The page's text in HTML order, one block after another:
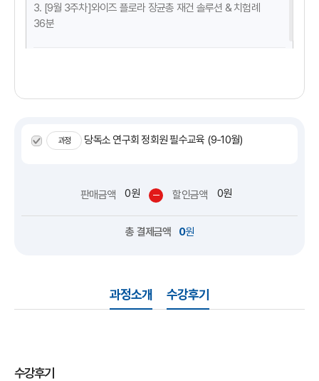
3. [9월 3주차]와이즈 플로라 장균총 재건 솔루션 & 치험례
36분
38분
8. [10월 4주차] 이명, 난청 솔루션
과정 당독소 연구회 정회원 필수교육 (9-10월)
판매금액 0원 할인금액 0원
총 결제금액 0원
과정소개 수강후기